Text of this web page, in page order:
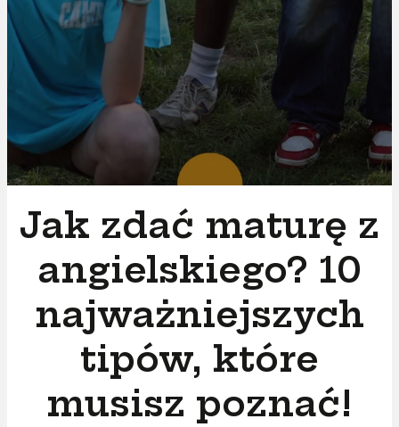
Jak zdać maturę z
angielskiego? 10
najważniejszych
tipów, które
musisz poznać!